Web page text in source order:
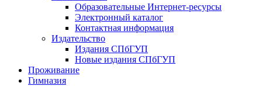
Образовательные Интернет-ресурсы
Электронный каталог
Контактная информация
Издательство
Издания СПбГУП
Новые издания СПбГУП
Проживание
Гимназия